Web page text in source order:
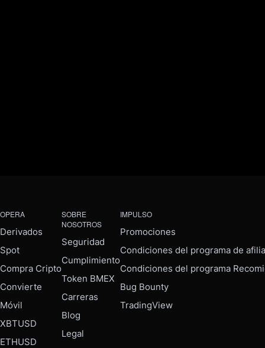
OPERA
Derivados
Spot
Compra Cripto
Convierte
Móvil
XBTUSD
ETHUSD
SOBRE
NOSOTROS
Seguridad
Cumplimiento
Token BMEX
Carreras
Blog
Legal
IMPULSO
Promociones
Condiciones del programa de
Condiciones del programa
Bug Bounty
TradingView